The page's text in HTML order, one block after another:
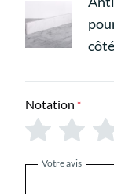
Notation *
Votre avis